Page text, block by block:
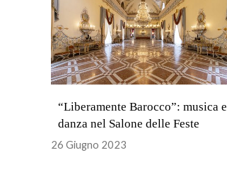
“Liberamente Barocco”: musica e
danza nel Salone delle Feste
26 Giugno 2023